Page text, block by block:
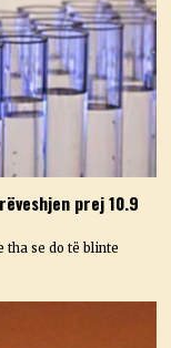
prej 10.9
tha se do të blinte